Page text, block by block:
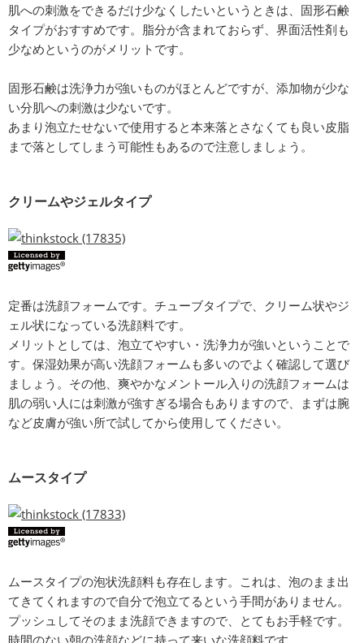
肌への刺激をできるだけ少なくしたいというときは、固形石鹸
タイプがおすすめです。脂分が含まれておらず、界面活性剤も
少なめというのがメリットです。
固形石鹸は洗浄力が強いものがほとんどですが、添加物が少な
い分肌への刺激は少ないです。
あまり泡立たせないで使用すると本来落とさなくても良い皮脂
まで落としてしまう可能性もあるので注意しましょう。
クリームやジェルタイプ
定番は洗顔フォームです。チューブタイプで、クリーム状やジ
ェル状になっている洗顔料です。
メリットとしては、泡立てやすい・洗浄力が強いということで
す。保湿効果が高い洗顔フォームも多いのでよく確認して選び
ましょう。その他、爽やかなメントール入りの洗顔フォームは
肌の弱い人には刺激が強すぎる場合もありますので、まずは腕
など皮膚が強い所で試してから使用してください。
ムースタイプ
ムースタイプの泡状洗顔料も存在します。これは、泡のまま出
てきてくれますので自分で泡立てるという手間がありません。
プッシュしてそのまま洗顔できますので、とてもお手軽です。
時間のない朝の洗顔などに持って来いな洗顔料です。